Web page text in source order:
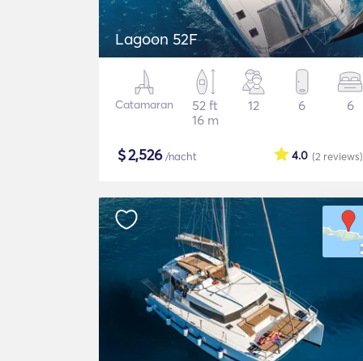
Lagoon 52F
Catamaran
52 ft
16 m
12 6 6
$2,526/nacht (2 reviews)
4.0